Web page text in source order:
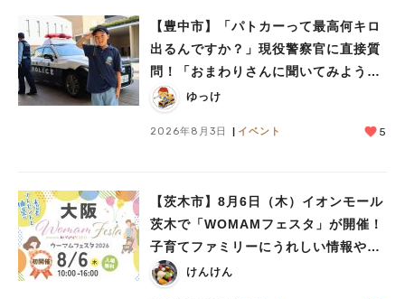
【豊中市】「パトカーって最高何キロ
出るんですか？」現役警察官に直接質
問！「おまわりさんに聞いてみよう」
に参加しました
ゆっけ
2026年8月3日 イベント 5
【茨木市】8月6日（木）イオンモール
茨木で「WOMAMフェスタ」が開催！
子育てファミリーにうれしい情報やプ
レゼントがいっぱい♪
けんけん